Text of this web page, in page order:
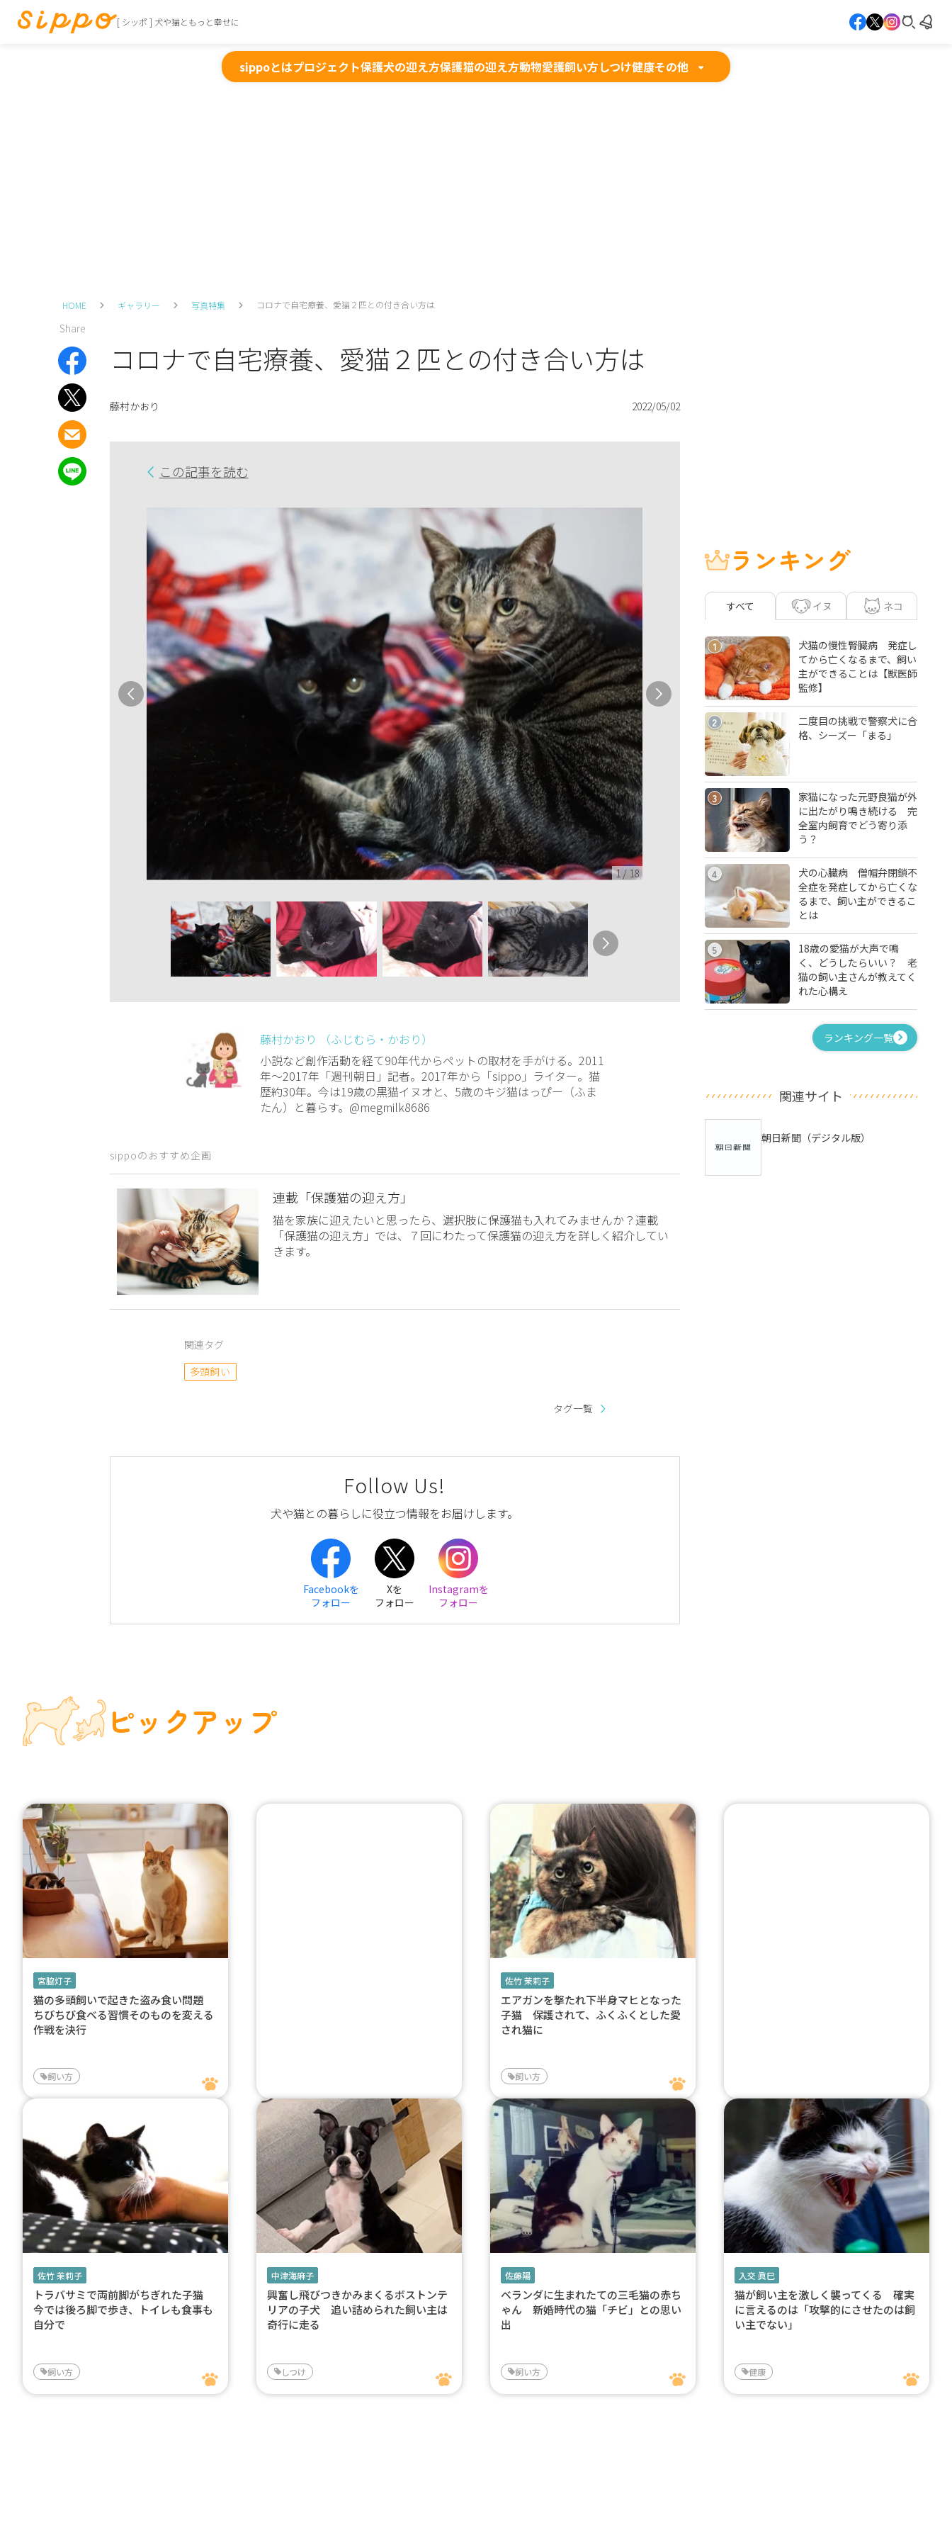
[ シッポ ] 犬や猫ともっと幸せに
sippoとはプロジェクト保護犬の迎え方保護猫の迎え方動物愛護飼い方しつけ健康その他
HOME ギャラリー 写真特集 コロナで自宅療養、愛猫２匹との付き合い方は
Share
コロナで自宅療養、愛猫２匹との付き合い方は
藤村かおり 2022/05/02
この記事を読む
1 /18
藤村かおり （ふじむら・かおり）
小説など創作活動を経て90年代からペットの取材を手がける。2011
年～2017年「週刊朝日」記者。2017年から「sippo」ライター。猫
歴約30年。今は19歳の黒猫イヌオと、5歳のキジ猫はっぴー（ふま
たん）と暮らす。@megmilk8686
sippoのおすすめ企画
連載「保護猫の迎え方」
猫を家族に迎えたいと思ったら、選択肢に保護猫も入れてみませんか？連載
「保護猫の迎え方」では、７回にわたって保護猫の迎え方を詳しく紹介してい
きます。
関連タグ
多頭飼い
タグ一覧
Follow Us!
犬や猫との暮らしに役立つ情報をお届けします。
Facebookを
フォロー
Xを
フォロー
Instagramを
フォロー
ランキング
すべて イヌ ネコ
1
犬猫の慢性腎臓病 発症し
てから亡くなるまで、飼い
主ができることは【獣医師
監修】
2
二度目の挑戦で警察犬に合
格、シーズー「まる」
3
家猫になった元野良猫が外
に出たがり鳴き続ける 完
全室内飼育でどう寄り添
う？
4
犬の心臓病 僧帽弁閉鎖不
全症を発症してから亡くな
るまで、飼い主ができるこ
とは
5
18歳の愛猫が大声で鳴
く、どうしたらいい？ 老
猫の飼い主さんが教えてく
れた心構え
ランキング一覧
関連サイト
朝日新聞（デジタル版）
ピックアップ
宮脇灯子
猫の多頭飼いで起きた盗み食い問題
ちびちび食べる習慣そのものを変える
作戦を決行
飼い方
佐竹 茉莉子
エアガンを撃たれ下半身マヒとなった
子猫 保護されて、ふくふくとした愛
され猫に
飼い方
佐竹 茉莉子
トラバサミで両前脚がちぎれた子猫
今では後ろ脚で歩き、トイレも食事も
自分で
飼い方
中津海麻子
興奮し飛びつきかみまくるボストンテ
リアの子犬 追い詰められた飼い主は
奇行に走る
しつけ
佐藤陽
ベランダに生まれたての三毛猫の赤ち
ゃん 新婚時代の猫「チビ」との思い
出
飼い方
入交 眞巳
猫が飼い主を激しく襲ってくる 確実
に言えるのは「攻撃的にさせたのは飼
い主でない」
健康